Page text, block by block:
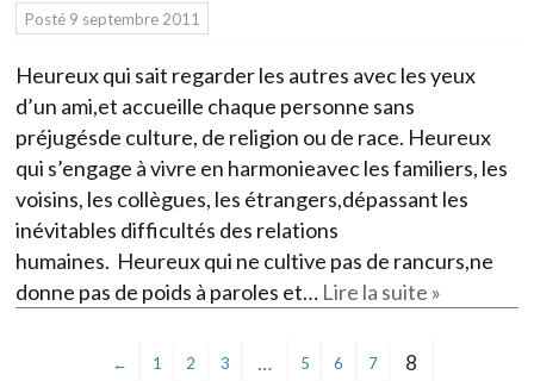
Posté 9 septembre 2011
Heureux qui sait regarder les autres avec les yeux
d’un ami,et accueille chaque personne sans
préjugésde culture, de religion ou de race. Heureux
qui s’engage à vivre en harmonieavec les familiers, les
voisins, les collègues, les étrangers,dépassant les
inévitables difficultés des relations
humaines. Heureux qui ne cultive pas de rancurs,ne
donne pas de poids à paroles et… Lire la suite »
← 1 2 3 … 5 6 7 8